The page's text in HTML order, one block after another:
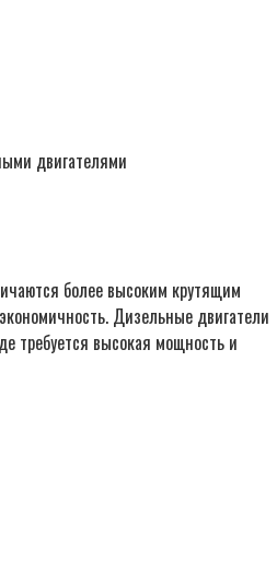
двигателями
более высоким крутящим
Дизельные двигатели
требуется высокая мощность и